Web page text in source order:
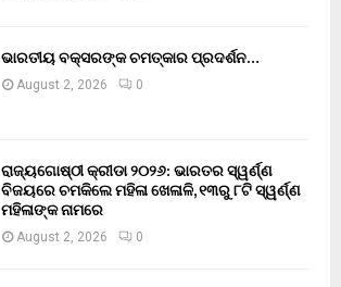
ଭାରତୀୟ ବକ୍ସରଙ୍କ ଚମତ୍କାର ପ୍ରଦର୍ଶନ…
August 2, 2026 0
ରାଜ୍ୟଗୋଷ୍ଠୀ କ୍ରୀଡା ୨୦୨୬: ଭାରତର ସ୍ୱର୍ଣ୍ଣ
ବିଜୟରେ ଚମକିଲେ ମହିଳା ଖେଳାଳି, ୧୩ରୁ ୮ଟି ସ୍ୱର୍ଣ୍ଣ
ମହିଳାଙ୍କ ନାମରେ
August 2, 2026 0